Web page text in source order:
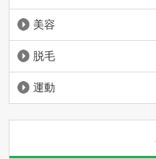
美容
脱毛
運動